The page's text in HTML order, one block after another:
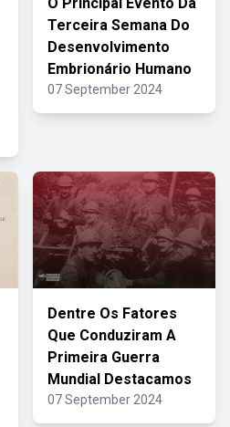
Terceira Semana Do
Desenvolvimento
Embrionário Humano
07 September 2024
Dentre Os Fatores
Que Conduziram A
Primeira Guerra
Mundial Destacamos
07 September 2024